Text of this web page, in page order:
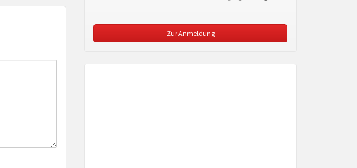
Zur Anmeldung